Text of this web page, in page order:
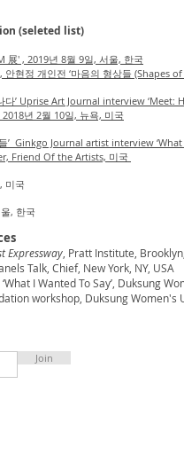
(seleted list)
' , 2019년 8월 9일, 서울, 한국
안현정 개인전 ‘마음의 형상들 (Shapes
다’ Uprise Art Journal interview ‘Meet:
2018년 2월 10일, 뉴욕, 미국
’ Ginkgo Journal artist interview
Friend Of the Artists, 미국
미국
, 한국
Expressway , Pratt Institute,
Talk, Chief, New York, NY, USA
I Wanted To Say’, Duksung
workshop, Duksung Women's
Join